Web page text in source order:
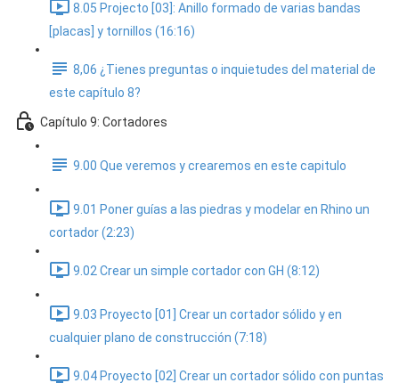
8.05 Projecto [03]: Anillo formado de varias bandas
[placas] y tornillos (16:16)
8,06 ¿Tienes preguntas o inquietudes del material de
este capítulo 8?
Capítulo 9: Cortadores
9.00 Que veremos y crearemos en este capitulo
9.01 Poner guías a las piedras y modelar en Rhino un
cortador (2:23)
9.02 Crear un simple cortador con GH (8:12)
9.03 Proyecto [01] Crear un cortador sólido y en
cualquier plano de construcción (7:18)
9.04 Proyecto [02] Crear un cortador sólido con puntas